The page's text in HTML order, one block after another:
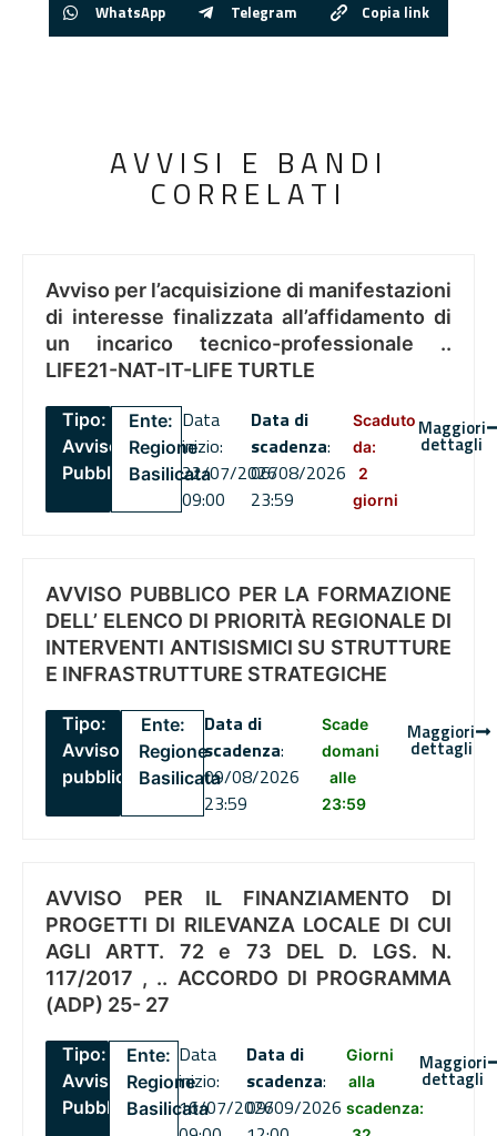
WhatsApp Telegram Copia link
AVVISI E BANDI
CORRELATI
Avviso per l’acquisizione di manifestazioni
di interesse finalizzata all’affidamento di
un incarico tecnico-professionale ..
LIFE21-NAT-IT-LIFE TURTLE
Tipo:
Avviso
Pubblico
Ente:
Regione
Basilicata
Data
inizio:
22/07/2026
09:00
Data di
scadenza:
06/08/2026
23:59
Scaduto
da:
2
giorni
Maggiori
dettagli
AVVISO PUBBLICO PER LA FORMAZIONE
DELL’ ELENCO DI PRIORITÀ REGIONALE DI
INTERVENTI ANTISISMICI SU STRUTTURE
E INFRASTRUTTURE STRATEGICHE
Tipo:
Avviso
pubblico
Ente:
Regione
Basilicata
Data di
scadenza:
09/08/2026
23:59
Scade
domani
alle
23:59
Maggiori
dettagli
AVVISO PER IL FINANZIAMENTO DI
PROGETTI DI RILEVANZA LOCALE DI CUI
AGLI ARTT. 72 e 73 DEL D. LGS. N.
117/2017 , .. ACCORDO DI PROGRAMMA
(ADP) 25- 27
Tipo:
Avviso
Pubblico
Ente:
Regione
Basilicata
Data
inizio:
16/07/2026
Data di
scadenza:
09/09/2026
Giorni
alla
scadenza:
Maggiori
dettagli